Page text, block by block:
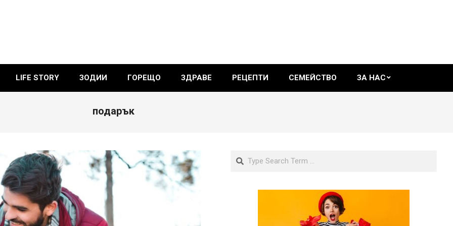
LIFE STORY ЗОДИИ ГОРЕЩО ЗДРАВЕ РЕЦЕПТИ СЕМЕЙСТВО ЗА НАС
подарък
Search